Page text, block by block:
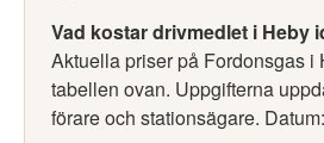
Vad kostar drivmedlet i Heby
Aktuella priser på Fordonsgas i
tabellen ovan. Uppgifterna
förare och stationsägare.